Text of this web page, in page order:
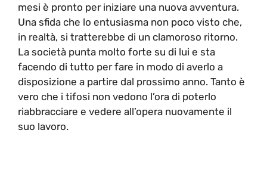
mesi è pronto per iniziare una nuova avventura.
Una sfida che lo entusiasma non poco visto che,
in realtà, si tratterebbe di un clamoroso ritorno.
La società punta molto forte su di lui e sta
facendo di tutto per fare in modo di averlo a
disposizione a partire dal prossimo anno. Tanto è
vero che i tifosi non vedono l’ora di poterlo
riabbracciare e vedere all’opera nuovamente il
suo lavoro.